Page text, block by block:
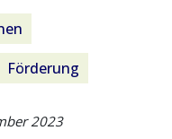
Förderung
2023